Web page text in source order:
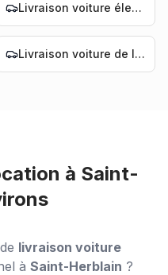
Livraison voiture électrique Nantes
Livraison voiture de luxe Nantes
à Saint-
livraison voiture
à Saint-Herblain ?